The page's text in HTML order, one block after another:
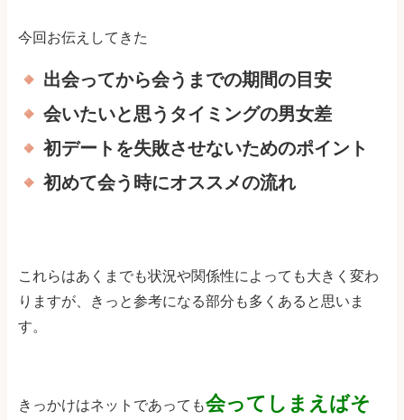
今回お伝えしてきた
出会ってから会うまでの期間の目安
会いたいと思うタイミングの男女差
初デートを失敗させないためのポイント
初めて会う時にオススメの流れ
これらはあくまでも状況や関係性によっても大きく変わ
りますが、きっと参考になる部分も多くあると思いま
す。
きっかけはネットであっても会ってしまえばそ